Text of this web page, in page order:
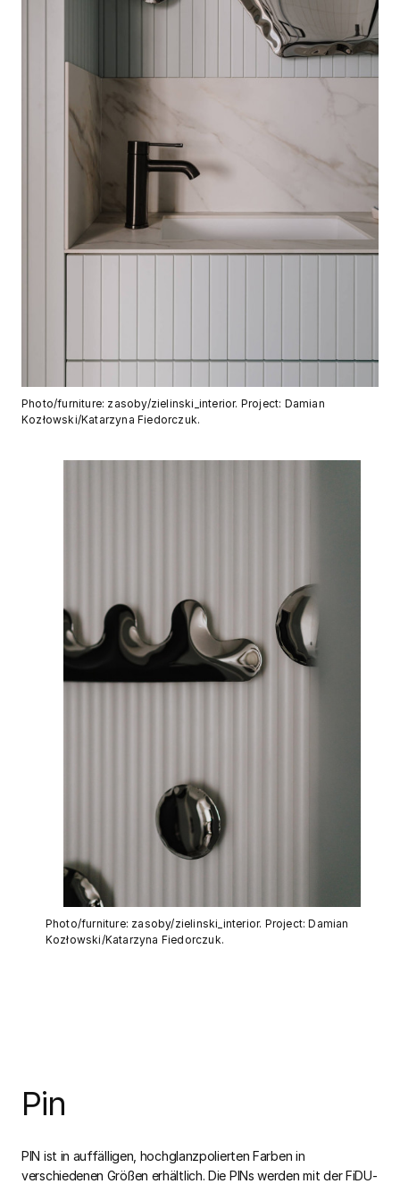
Photo/furniture: zasoby/zielinski_interior. Project: Damian
Kozłowski/Katarzyna Fiedorczuk.
Photo/furniture: zasoby/zielinski_interior. Project: Damian
Kozłowski/Katarzyna Fiedorczuk.
Pin
PIN ist in auffälligen, hochglanzpolierten Farben in
verschiedenen Größen erhältlich. Die PINs werden mit der FiDU-